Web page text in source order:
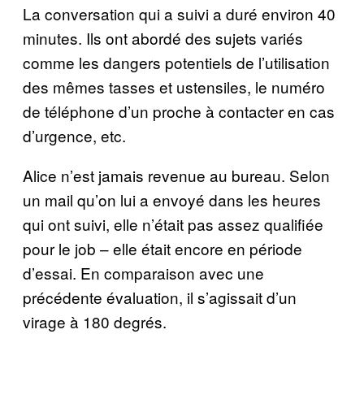
La conversation qui a suivi a duré environ 40
minutes. Ils ont abordé des sujets variés
comme les dangers potentiels de l’utilisation
des mêmes tasses et ustensiles, le numéro
de téléphone d’un proche à contacter en cas
d’urgence, etc.
Alice n’est jamais revenue au bureau. Selon
un mail qu’on lui a envoyé dans les heures
qui ont suivi, elle n’était pas assez qualifiée
pour le job – elle était encore en période
d’essai. En comparaison avec une
précédente évaluation, il s’agissait d’un
virage à 180 degrés.